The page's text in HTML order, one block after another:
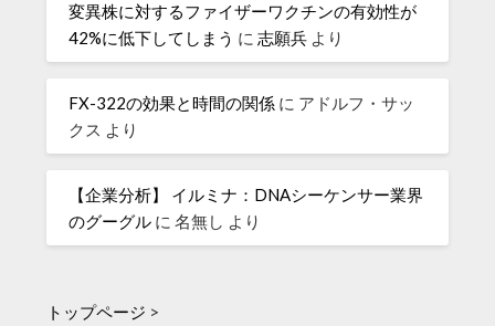
変異株に対するファイザーワクチンの有効性が
42%に低下してしまう に志願兵 より
FX-322の効果と時間の関係 に アドルフ・サッ
クス より
【企業分析】 イルミナ：DNAシーケンサー業界
のグーグル に名無し より
トップページ >